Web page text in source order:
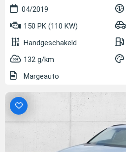
04/2019
150 PK (110 KW)
Handgeschakeld
132 g/km
Margeauto